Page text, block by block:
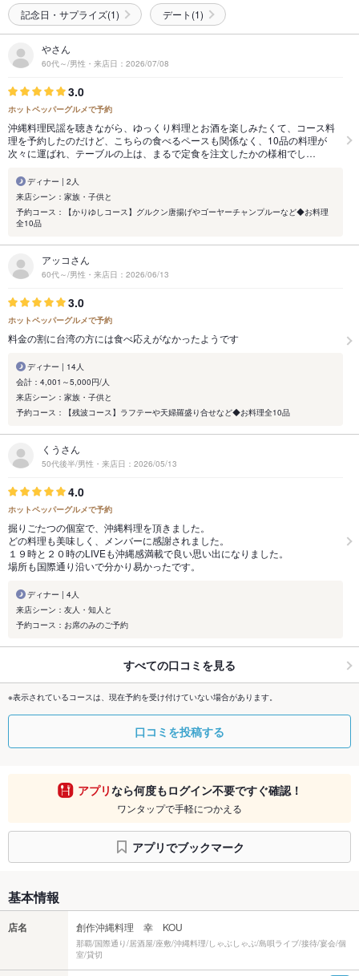
記念日・サプライズ(1) デート(1)
やさん
60代～/男性・来店日：2026/07/08
3.0
ホットペッパーグルメで予約
沖縄料理民謡を聴きながら、ゆっくり料理とお酒を楽しみたくて、コース料
理を予約したのだけど、こちらの食べるペースも関係なく、10品の料理が
次々に運ばれ、テーブルの上は、まるで定食を注文したかの様相でし…
ディナー | 2人
来店シーン：家族・子供と
予約コース：【かりゆしコース】グルクン唐揚げやゴーヤーチャンプルーなど◆お料理
全10品
アッコさん
60代～/男性・来店日：2026/06/13
3.0
ホットペッパーグルメで予約
料金の割に台湾の方には食べ応えがなかったようです
ディナー | 14人
会計：4,001～5,000円/人
来店シーン：家族・子供と
予約コース：【残波コース】ラフテーや天婦羅盛り合せなど◆お料理全10品
くうさん
50代後半/男性・来店日：2026/05/13
4.0
ホットペッパーグルメで予約
掘りごたつの個室で、沖縄料理を頂きました。
どの料理も美味しく、メンバーに感謝されました。
１９時と２０時のLIVEも沖縄感満載で良い思い出になりました。
場所も国際通り沿いで分かり易かったです。
ディナー | 4人
来店シーン：友人・知人と
予約コース：お席のみのご予約
すべての口コミを見る
※表示されているコースは、現在予約を受け付けていない場合があります。
口コミを投稿する
アプリなら何度もログイン不要ですぐ確認！
ワンタップで手軽につかえる
アプリでブックマーク
基本情報
店名 創作沖縄料理 幸 KOU
那覇/国際通り/居酒屋/座敷/沖縄料理/しゃぶしゃぶ/島唄ライブ/接待/宴会/個
室/貸切